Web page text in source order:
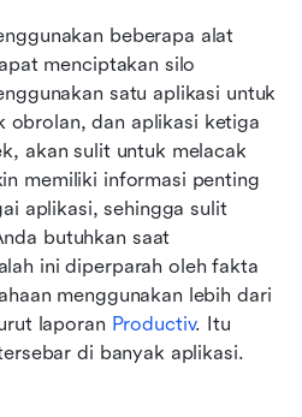
beberapa alat
menciptakan silo
satu aplikasi untuk
obrolan, dan aplikasi ketiga
akan sulit untuk melacak
memiliki informasi penting
aplikasi, sehingga sulit
butuhkan saat
ini diperparah oleh fakta
menggunakan lebih dari
laporan Productiv. Itu
di banyak aplikasi.